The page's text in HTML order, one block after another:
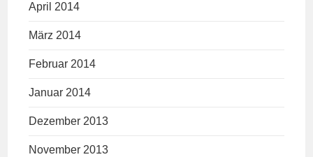
April 2014
März 2014
Februar 2014
Januar 2014
Dezember 2013
November 2013